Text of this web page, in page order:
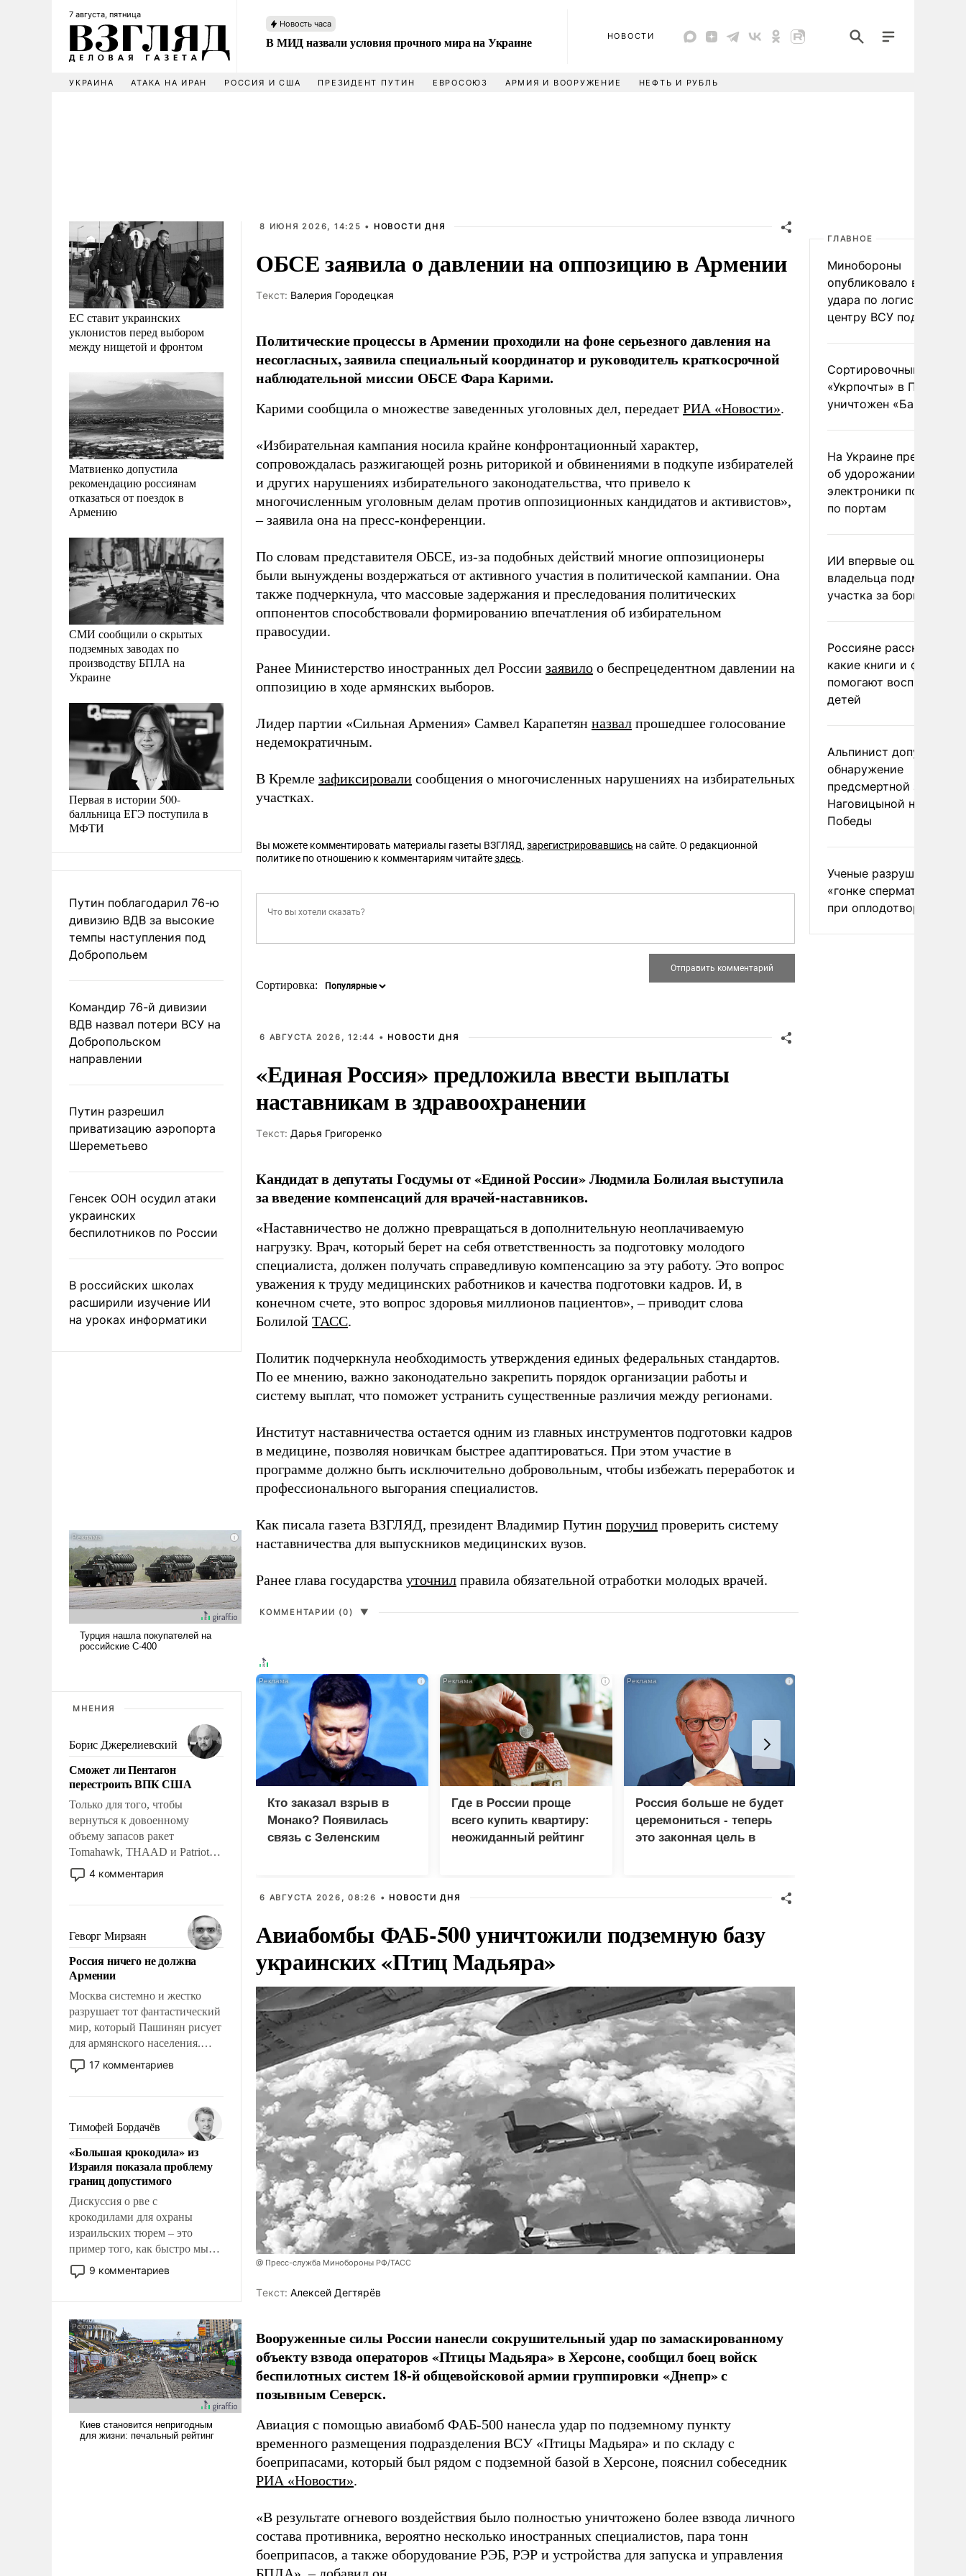
7 августа, пятница
Новость часа
В МИД назвали условия прочного мира на Украине НОВОСТИ
УКРАИНА АТАКА НА ИРАН РОССИЯ И США ПРЕЗИДЕНТ ПУТИН ЕВРОСОЮЗ АРМИЯ И ВООРУЖЕНИЕ НЕФТЬ И РУБЛЬ
ЕС ставит украинских
уклонистов перед выбором
между нищетой и фронтом
Матвиенко допустила
рекомендацию россиянам
отказаться от поездок в
Армению
СМИ сообщили о скрытых
подземных заводах по
производству БПЛА на
Украине
Первая в истории 500-
балльница ЕГЭ поступила в
МФТИ
Путин поблагодарил 76-ю
дивизию ВДВ за высокие
темпы наступления под
Добропольем
Командир 76-й дивизии
ВДВ назвал потери ВСУ на
Добропольском
направлении
Путин разрешил
приватизацию аэропорта
Шереметьево
Генсек ООН осудил атаки
украинских
беспилотников по России
В российских школах
расширили изучение ИИ
на уроках информатики
МНЕНИЯ
Борис Джерелиевский
Сможет ли Пентагон
перестроить ВПК США
Только для того, чтобы
вернуться к довоенному
объему запасов ракет
Tomahawk, THAAD и Patriot
США потребуется более трех
лет. Даже небольшая война с
Сложившаяся ситуация
означает многолетний период
уязвимости США, например,
перед Китаем.
4 комментария
Геворг Мирзаян
Россия ничего не должна
Армении
Москва системно и жестко
разрушает тот фантастический
мир, который Пашинян рисует
для армянского населения.
Мир, где политические
прожекты будут безусловно
налогоплательщиков и где
Еревану за свои поступки не
нужно отвечать.
17 комментариев
Тимофей Бордачёв
«Большая крокодила» из
Израиля показала проблему
границ допустимого
Дискуссия о рве с
крокодилами для охраны
израильских тюрем – это
пример того, как быстро мы
двигаемся по пути
революционных изменений.
псевдонаучной фантастики,
стало всерьез обсуждаемой
идеей.
9 комментариев
8 ИЮНЯ 2026, 14:25 • НОВОСТИ ДНЯ
ОБСЕ заявила о давлении на оппозицию в Армении
Tекст: Валерия Городецкая
Политические процессы в Армении проходили на фоне серьезного давления на
несогласных, заявила специальный координатор и руководитель краткосрочной
наблюдательной миссии ОБСЕ Фара Карими.
Карими сообщила о множестве заведенных уголовных дел, передает РИА «Новости».
«Избирательная кампания носила крайне конфронтационный характер,
сопровождалась разжигающей рознь риторикой и обвинениями в подкупе избирателей
и других нарушениях избирательного законодательства, что привело к
многочисленным уголовным делам против оппозиционных кандидатов и активистов»,
– заявила она на пресс-конференции.
По словам представителя ОБСЕ, из-за подобных действий многие оппозиционеры
были вынуждены воздержаться от активного участия в политической кампании. Она
также подчеркнула, что массовые задержания и преследования политических
оппонентов способствовали формированию впечатления об избирательном
правосудии.
Ранее Министерство иностранных дел России заявило о беспрецедентном давлении на
оппозицию в ходе армянских выборов.
Лидер партии «Сильная Армения» Самвел Карапетян назвал прошедшее голосование
недемократичным.
В Кремле зафиксировали сообщения о многочисленных нарушениях на избирательных
участках.
Вы можете комментировать материалы газеты ВЗГЛЯД, зарегистрировавшись на сайте. О редакционной
политике по отношению к комментариям читайтездесь.
Сортировка:
6 АВГУСТА 2026, 12:44 • НОВОСТИ ДНЯ
«Единая Россия» предложила ввести выплаты
наставникам в здравоохранении
Tекст: Дарья Григоренко
Кандидат в депутаты Госдумы от «Единой России» Людмила Болилая выступила
за введение компенсаций для врачей-наставников.
«Наставничество не должно превращаться в дополнительную неоплачиваемую
нагрузку. Врач, который берет на себя ответственность за подготовку молодого
специалиста, должен получать справедливую компенсацию за эту работу. Это вопрос
уважения к труду медицинских работников и качества подготовки кадров. И, в
конечном счете, это вопрос здоровья миллионов пациентов», – приводит слова
Болилой ТАСС.
Политик подчеркнула необходимость утверждения единых федеральных стандартов.
По ее мнению, важно законодательно закрепить порядок организации работы и
систему выплат, что поможет устранить существенные различия между регионами.
Институт наставничества остается одним из главных инструментов подготовки кадров
в медицине, позволяя новичкам быстрее адаптироваться. При этом участие в
программе должно быть исключительно добровольным, чтобы избежать переработок и
профессионального выгорания специалистов.
Как писала газета ВЗГЛЯД, президент Владимир Путин поручил проверить систему
наставничества для выпускников медицинских вузов.
Ранее глава государства уточнил правила обязательной отработки молодых врачей.
КОММЕНТАРИИ (0) ▼
i
Кто заказал взрыв в
Монако? Появилась
связь с Зеленским
i
Где в России проще
всего купить квартиру:
неожиданный рейтинг
i
Россия больше не будет
церемониться - теперь
это законная цель в
6 АВГУСТА 2026, 08:26 • НОВОСТИ ДНЯ
Авиабомбы ФАБ-500 уничтожили подземную базу
украинских «Птиц Мадьяра»
@ Пресс-служба Минобороны РФ/ТАСС
Tекст: Алексей Дегтярёв
Вооруженные силы России нанесли сокрушительный удар по замаскированному
объекту взвода операторов «Птицы Мадьяра» в Херсоне, сообщил боец войск
беспилотных систем 18-й общевойсковой армии группировки «Днепр» с
позывным Северск.
Авиация с помощью авиабомб ФАБ-500 нанесла удар по подземному пункту
временного размещения подразделения ВСУ «Птицы Мадьяра» и по складу с
боеприпасами, который был рядом с подземной базой в Херсоне, пояснил собеседник
РИА «Новости».
«В результате огневого воздействия было полностью уничтожено более взвода личного
состава противника, вероятно несколько иностранных специалистов, пара тонн
боеприпасов, а также оборудование РЭБ, РЭР и устройства для запуска и управления
ГЛАВНОЕ
Минобороны
опубликовало видео
удара по
центру ВСУ под Киевом
Сортировочный пункт
«Укрпочты» в
уничтожен
На Украине
об удорожании
электроники после
по портам
ИИ впервые
владельца
участка за борщевик
Россияне рассказали,
какие книги и фильмы
помогают воспитывать
детей
Альпинист допустил
обнаружение
предсмертной записки
Наговицыной на пике
Победы
Ученые разрушили миф
«гонке
при оплодотворении